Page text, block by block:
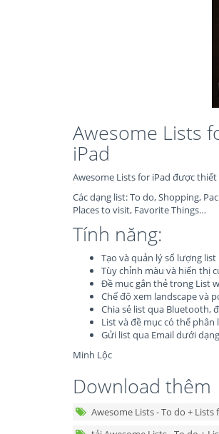
Awesome Lists
iPad
Awesome Lists for iPad được
Các dạng list: To do, Shopping,
Places to visit, Favorite Things…
Tính năng:
Tạo và quản lý số lượng
Tùy chỉnh màu và hiển thị
Đề mục gắn thẻ trong List
Chế độ xem landscape và
Chia sẻ list qua Bluetooth,
List và đề mục có thể phân
Gửi list qua Email dưới
Minh Lộc
Download thêm
Awesome Lists - To do + Lists